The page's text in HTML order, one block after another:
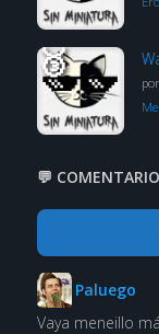
por
💬
Paluego
Vaya meneillo